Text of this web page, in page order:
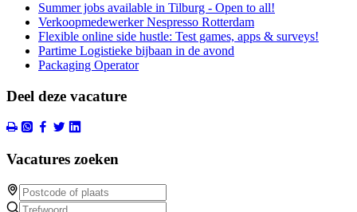
Summer jobs available in Tilburg - Open to all!
Verkoopmedewerker Nespresso Rotterdam
Flexible online side hustle: Test games, apps & surveys!
Partime Logistieke bijbaan in de avond
Packaging Operator
Deel deze vacature
Vacatures zoeken